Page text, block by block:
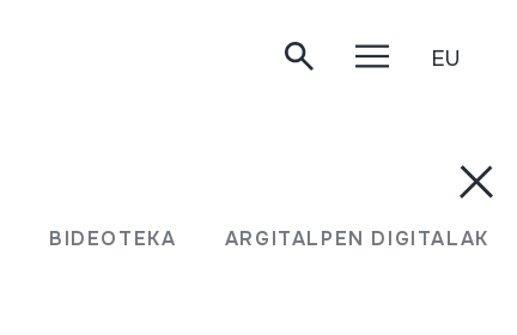
BIDEOTEKA ARGITALPEN DIGITALAK
EU